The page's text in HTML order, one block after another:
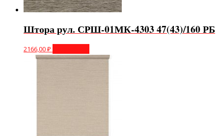
Штора рул. СРШ-01МК-4303 47(43)/160 РБ
2166,00₽